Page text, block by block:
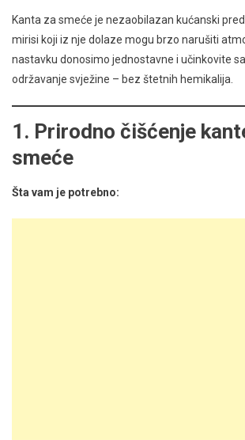
Kanta za smeće je nezaobilazan kućanski
mirisi koji iz nje dolaze mogu brzo narušiti
nastavku donosimo jednostavne i učinkovite
održavanje svježine – bez štetnih hemikalija.
1. Prirodno čišćenje
smeće
Šta vam je potrebno: